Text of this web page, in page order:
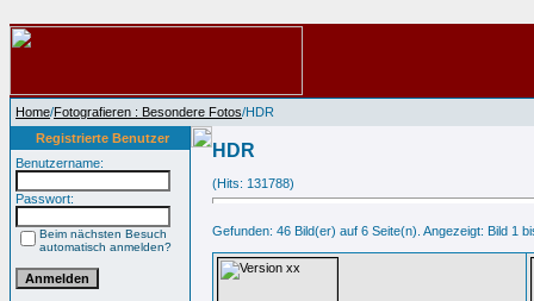
Home/Fotografieren : Besondere Fotos/HDR
Registrierte Benutzer
Benutzername:
Passwort:
Beim nächsten Besuch
automatisch anmelden?
HDR
(Hits: 131788)
Gefunden: 46 Bild(er) auf 6 Seite(n). Angezeigt: Bild 1